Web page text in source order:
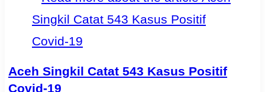
Aceh Singkil Catat 543 Kasus Positif
Covid-19